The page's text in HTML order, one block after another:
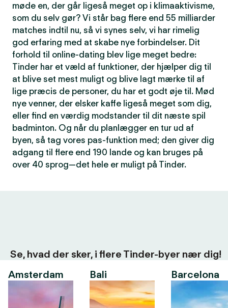
møde en, der går ligeså meget op i klimaaktivisme,
som du selv gør? Vi står bag flere end 55 milliarder
matches indtil nu, så vi synes selv, vi har rimelig
god erfaring med at skabe nye forbindelser. Dit
forhold til online-dating blev lige meget bedre:
Tinder har et væld af funktioner, der hjælper dig til
at blive set mest muligt og blive lagt mærke til af
lige præcis de personer, du har et godt øje til. Mød
nye venner, der elsker kaffe ligeså meget som dig,
eller find en værdig modstander til dit næste spil
badminton. Og når du planlægger en tur ud af
byen, så tag vores pas-funktion med; den giver dig
adgang til flere end 190 lande og kan bruges på
over 40 sprog—det hele er muligt på Tinder.
Se, hvad der sker, i flere Tinder-byer nær dig!
Amsterdam
Bali Barcelona